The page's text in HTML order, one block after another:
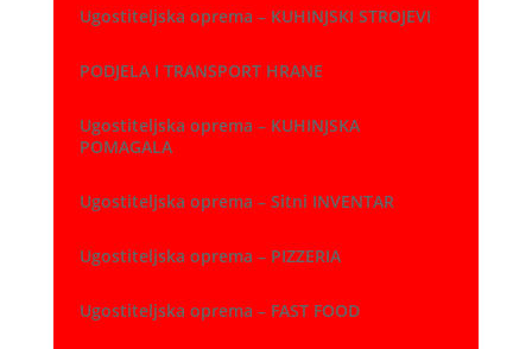
Ugostiteljska oprema – KUHINJSKI STROJEVI
PODJELA I TRANSPORT HRANE
Ugostiteljska oprema – KUHINJSKA
POMAGALA
Ugostiteljska oprema – Sitni INVENTAR
Ugostiteljska oprema – PIZZERIA
Ugostiteljska oprema – FAST FOOD